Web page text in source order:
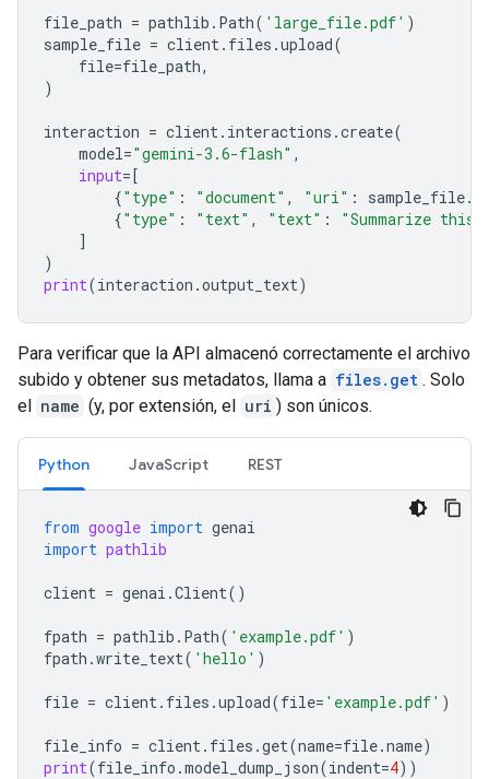
file_path = pathlib . Path( 'large_file.pdf' )
sample_file = client. files .upload(
file=file_path,
)
interaction = client. interactions .create(
model="gemini-3.6-flash" ,
input=[
{"type" : "document" , "uri" : sample_file.
{"type" : "text" , "text" :
"Summarize this
]
)
print(interaction .output_text)
Para verificar que la API almacenó correctamente el archivo
subido y obtener sus metadatos, llama a files.get . Solo
el name (y, por extensión, el uri ) son únicos.
Python JavaScript REST
from google import genai
import pathlib
client = genai .Client()
fpath = pathlib . Path( 'example.pdf' )
fpath .write_text( 'hello' )
file = client. files .upload(file= 'example.pdf' )
file_info = client. files .get(name=file.name)
print(file_info .model_dump_json(indent=4))